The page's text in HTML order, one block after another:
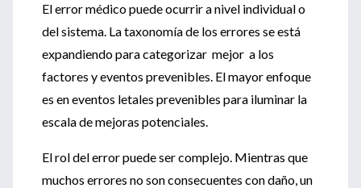
El error médico puede ocurrir a nivel individual o
del sistema. La taxonomía de los errores se está
expandiendo para categorizar mejor a los
factores y eventos prevenibles. El mayor enfoque
es en eventos letales prevenibles para iluminar la
escala de mejoras potenciales.
El rol del error puede ser complejo. Mientras que
muchos errores no son consecuentes con daño, un